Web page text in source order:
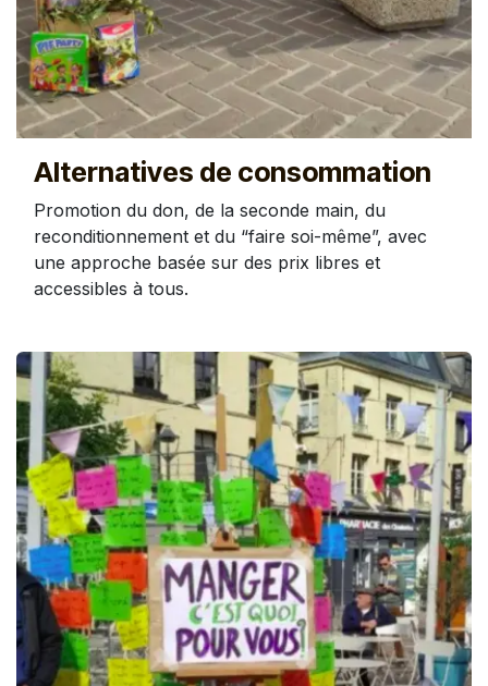
Alternatives de consommation
Promotion du don, de la seconde main, du
reconditionnement et du “faire soi-même”, avec
une approche basée sur des prix libres et
accessibles à tous.